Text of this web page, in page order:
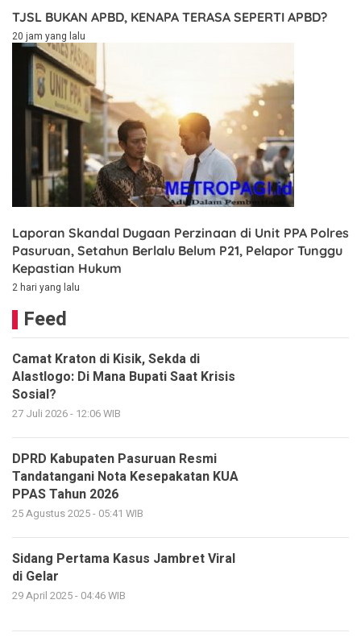
TJSL BUKAN APBD, KENAPA TERASA SEPERTI APBD?
20 jam yang lalu
Laporan Skandal Dugaan Perzinaan di Unit PPA Polres
Pasuruan, Setahun Berlalu Belum P21, Pelapor Tunggu
Kepastian Hukum
2 hari yang lalu
Feed
Camat Kraton di Kisik, Sekda di
Alastlogo: Di Mana Bupati Saat Krisis
Sosial?
27 Juli 2026 - 12:06 WIB
DPRD Kabupaten Pasuruan Resmi
Tandatangani Nota Kesepakatan KUA
PPAS Tahun 2026
25 Agustus 2025 - 05:41 WIB
Sidang Pertama Kasus Jambret Viral
di Gelar
29 April 2025 - 04:46 WIB